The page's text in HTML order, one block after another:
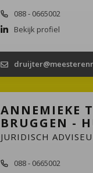
088 - 0665002
Bekijk profiel
ANNEMIEKE
BRUGGEN -
JURIDISCH
088 - 0665002